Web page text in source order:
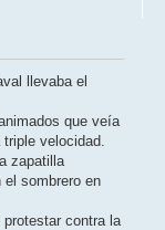
llevaba el
que veía
velocidad.
zapatilla
el sombrero en
contra la